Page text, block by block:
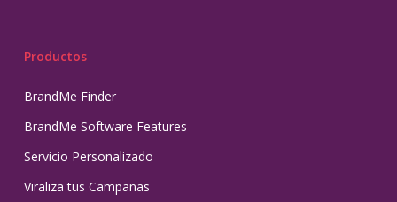
Productos
BrandMe Finder
BrandMe Software Features
Servicio Personalizado
Viraliza tus Campañas